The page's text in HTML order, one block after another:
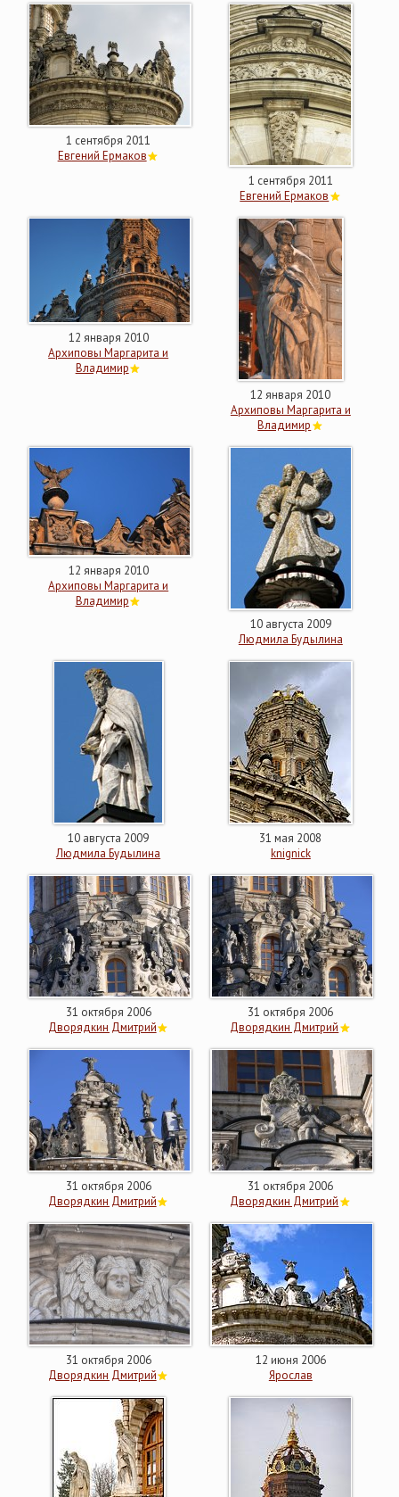
1 сентября 2011
Евгений Ермаков
1 сентября 2011
Евгений Ермаков
12 января 2010
Архиповы Маргарита и
Владимир
12 января 2010
Архиповы Маргарита и
Владимир
12 января 2010
Архиповы Маргарита и
Владимир
10 августа 2009
Людмила Будылина
10 августа 2009
Людмила Будылина
31 мая 2008
knignick
31 октября 2006
Дворядкин Дмитрий
31 октября 2006
Дворядкин Дмитрий
31 октября 2006
Дворядкин Дмитрий
31 октября 2006
Дворядкин Дмитрий
31 октября 2006
Дворядкин Дмитрий
12 июня 2006
Ярослав